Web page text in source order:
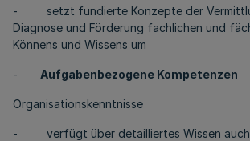
- setzt fundierte Konzepte der
Diagnose und Förderung fachlichen und
Könnens und Wissens um
- Aufgabenbezogene Kompetenzen
Organisationskenntnisse
- verfügt über detailliertes Wissen auch